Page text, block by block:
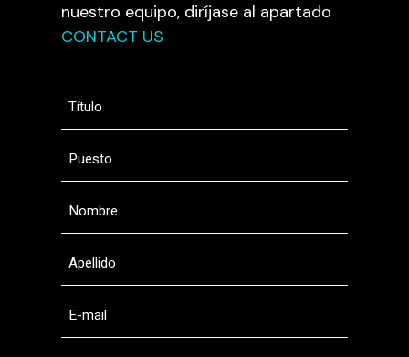
nuestro equipo, diríjase al apartado
CONTACT US